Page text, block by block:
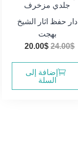
جلدي مزخرف
دار حفظ اثار الشيخ
بهجت
24.00$
السعر
هو:
24.00$.
20.00$
إضافة إلى
السلة